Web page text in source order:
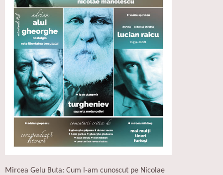
Mircea Gelu Buta: Cum l-am cunoscut pe Nicolae